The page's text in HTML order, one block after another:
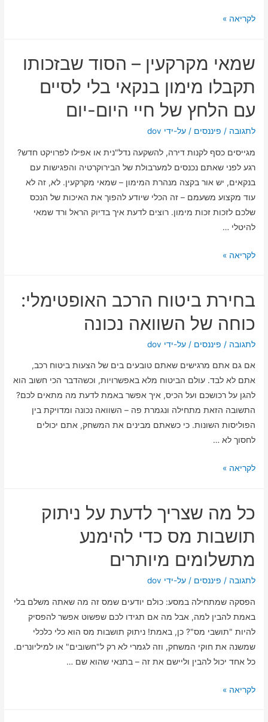
הטכנולוגיה
תהליך
בטריא:
איך
ההחלטות?
לקריאה »
שמאי מקרקעין – הסוד שבזכותו
תקבלו מימון בנקאי בלי לסיים
עם הלחץ של חיי היום-יום
לתגובה / פיננסים / על-ידי dov
מגייסים כסף לקנות דירה, להשקעה נדל"נית או אפילו לפרויקט חדש?
רגע לפני שאתם נכנסים למערבולת של הבירוקרטיה והפגישות עם
בנקאים, יש אור בקצה מנהרת המימון – שמאי מקרקעין. לא, זה לא
עוד מקצוע משעמם – זה הכלי שיודע להפוך את האיכות של הנכס
שלכם לזכות זכות מימון. רוצים לדעת איך בדיוק הראל ורד שמאי
להיטלי …
שמאי
הסוד
תקבלו
מימון
היום-יום
לקריאה »
בחירת ביטוח הרכב האופטימלי:
כוחה של השוואה נכונה
לתגובה / פיננסים / על-ידי dov
אם גם אתם מרגישים שאתם טובעים בים של הצעות ביטוח רכב,
אתם לא לבד. עולם הביטוח מלא באפשרויות, וכשהדבר הכי חשוב הוא
להגן על רכושכם ועל הכיס, איך אפשר באמת לדעת מה מתאים לכם?
התשובה הזאת מתחילה ונגמרת פה – השוואה נכונה ומדויקת בין
הפוליסות השונות. כי כשאתם מבינים את המשחק, אתם יכולים
לחסוך לא …
בחירת
האופטימלי:
של
השוואה
לקריאה »
כל מה שצריך לדעת על ניתוק
תושבות מס כדי להימנע
מתשלומים מיותרים
לתגובה / פיננסים / על-ידי dov
הפסקה שמתחילה במסע: כולם יודעים שמס זה מה שאתה משלם בלי
באמת להבין למה, אבל מה אם תגידו לכם שפשוט אפשר להפסיק
להיות "תושבי מס"? כן, באמת! ניתוק תושבות מס הוא כלי כלכלי
שמשנה את חוקי המשחק, וזה לגמרי לא רק ל"חשובים" או למיליונרים.
כל אחד יכול להבין וליישם את זה – בתנאי שהוא שם …
כל
לקריאה »